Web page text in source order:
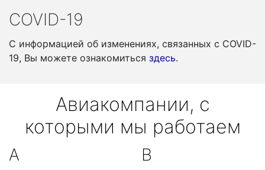
COVID-19
С информацией об изменениях, связанных c COVID-
19, Вы можете ознакомиться здесь.
Авиакомпании, с
которыми мы работаем
A B